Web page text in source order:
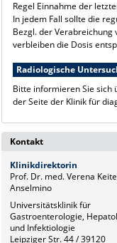
Regel Einnahme der
In jedem Fall sollte die
Bezgl. der Verabreichung
verbleiben die Dosis
Radiologische
Bitte informieren Sie sich
der Seite der Klinik für
Kontakt
Klinikdirektorin
Prof. Dr. med. Verena
Anselmino
Universitätsklinik für
Gastroenterologie,
und Infektiologie
Leipziger Str. 44 / 39120